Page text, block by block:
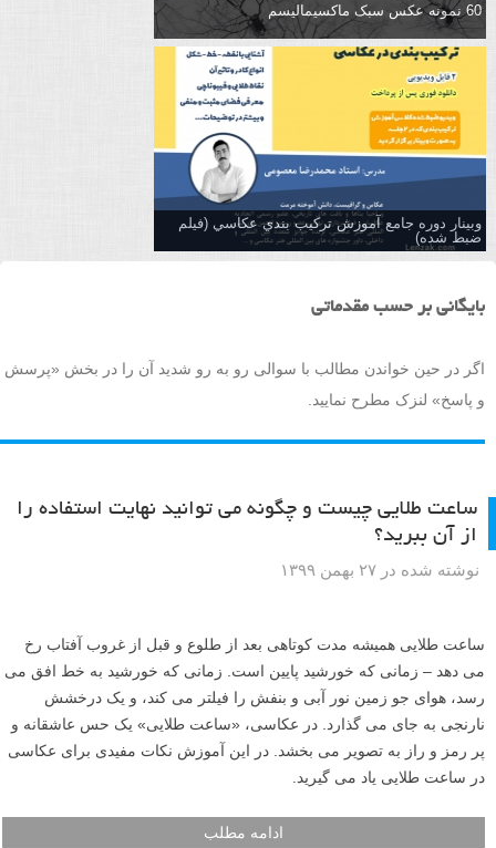
60 نمونه عکس سبک ماکسیمالیسم
وبینار دوره جامع آموزش تركيب بندي عكاسي (فیلم
ضبط شده)
بایگانی بر حسب مقدماتی
اگر در حین خواندن مطالب با سوالی رو به رو شدید آن را در بخش «پرسش
و پاسخ» لنزک مطرح نمایید.
ساعت طلایی چیست و چگونه می توانید نهایت استفاده را
از آن ببرید؟
نوشته شده در ۲۷ بهمن ۱۳۹۹
ساعت طلایی همیشه مدت کوتاهی بعد از طلوع و قبل از غروب آفتاب رخ
می دهد – زمانی که خورشید پایین است. زمانی که خورشید به خط افق می
رسد، هوای جو زمین نور آبی و بنفش را فیلتر می کند، و یک درخشش
نارنجی به جای می گذارد. در عکاسی، «ساعت طلایی» یک حس عاشقانه و
پر رمز و راز به تصویر می بخشد. در این آموزش نکات مفیدی برای عکاسی
در ساعت طلایی یاد می گیرید.
ادامه مطلب